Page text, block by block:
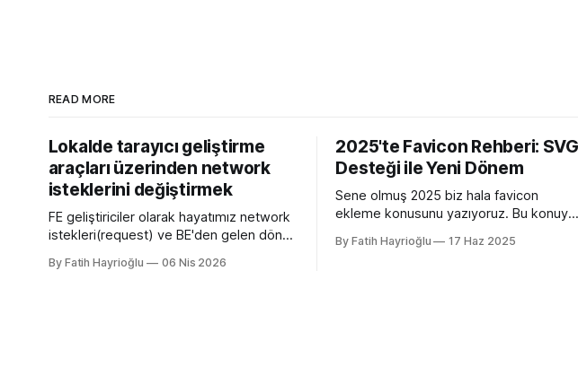
READ MORE
Lokalde tarayıcı geliştirme
araçları üzerinden network
isteklerini değiştirmek
FE geliştiriciler olarak hayatımız network
istekleri(request) ve BE'den gelen dönen
bilgisayarımızda çalışırken bu istekleri
By Fatih Hayrioğlu 06 Nis 2026
2025'te Favicon Rehberi: SVG
Desteği ile Yeni Dönem
Sene olmuş 2025 biz hala favicon
ekleme konusunu yazıyoruz. Bu konuyu
sürümü olan 26 ile birlikte SVG favicon
By Fatih Hayrioğlu 17 Haz 2025